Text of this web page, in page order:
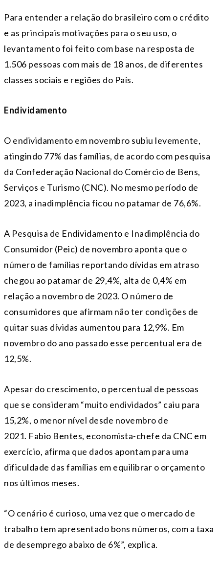
Para entender a relação do brasileiro com o crédito
e as principais motivações para o seu uso, o
levantamento foi feito com base na resposta de
1.506 pessoas com mais de 18 anos, de diferentes
classes sociais e regiões do País.
Endividamento
O endividamento em novembro subiu levemente,
atingindo 77% das famílias, de acordo com pesquisa
da Confederação Nacional do Comércio de Bens,
Serviços e Turismo (CNC). No mesmo período de
2023, a inadimplência ficou no patamar de 76,6%.
A Pesquisa de Endividamento e Inadimplência do
Consumidor (Peic) de novembro aponta que o
número de famílias reportando dívidas em atraso
chegou ao patamar de 29,4%, alta de 0,4% em
relação a novembro de 2023. O número de
consumidores que afirmam não ter condições de
quitar suas dívidas aumentou para 12,9%. Em
novembro do ano passado esse percentual era de
12,5%.
Apesar do crescimento, o percentual de pessoas
que se consideram “muito endividados” caiu para
15,2%, o menor nível desde novembro de
2021. Fabio Bentes, economista-chefe da CNC em
exercício, afirma que dados apontam para uma
dificuldade das famílias em equilibrar o orçamento
nos últimos meses.
“O cenário é curioso, uma vez que o mercado de
trabalho tem apresentado bons números, com a taxa
de desemprego abaixo de 6%”, explica.